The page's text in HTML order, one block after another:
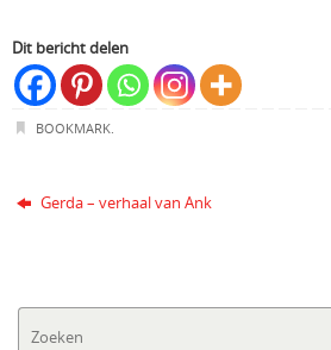
Dit bericht delen
BOOKMARK.
Gerda – verhaal van Ank